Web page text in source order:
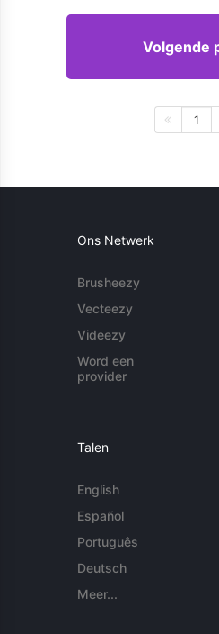
Volgende
1
Ons Netwerk
Brusheezy
Vecteezy
Videezy
Word een
provider
Talen
English
Español
Português
Deutsch
Meer...